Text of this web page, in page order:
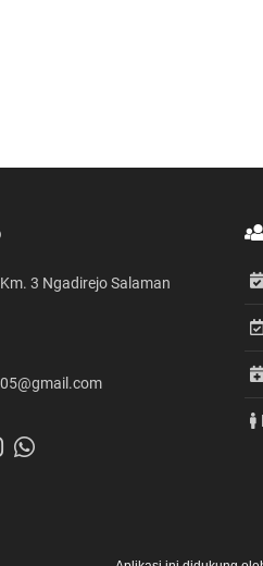
3 Ngadirejo Salaman